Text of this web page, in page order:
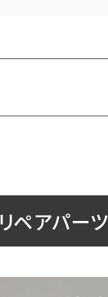
リペアパーツ